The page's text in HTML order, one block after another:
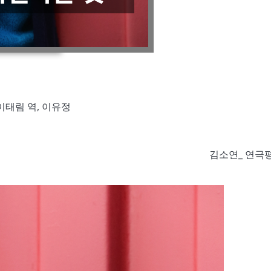
태림 역, 이유정
김소연_ 연극